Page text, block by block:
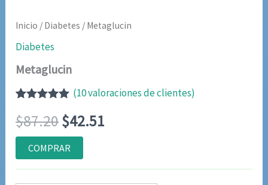
Inicio / Diabetes / Metaglucin
Diabetes
Metaglucin
con4.89de
5 en base a
valoraciones
de clientes
(10valoraciones de clientes)
$87.20El
precio
original
$42.51
actual
COMPRAR